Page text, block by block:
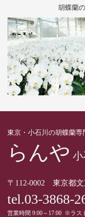
胡蝶蘭
東京・小石川の胡蝶蘭専
らんや
〒112-0002 東京都文
tel.03-3868-
営業時間 9:00～17:00 ※ラス